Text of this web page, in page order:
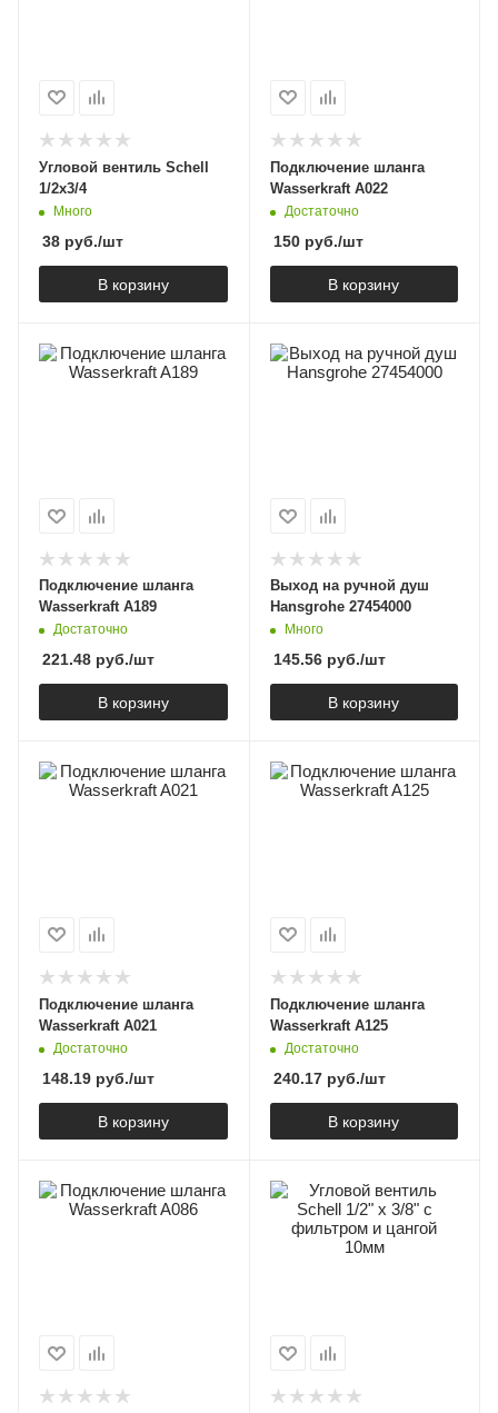
Угловой вентиль Schell
1/2х3/4
Много
38 руб./шт
В корзину
Подключение шланга
Wasserkraft A022
Достаточно
150руб./шт
В корзину
Подключение шланга
Wasserkraft A189
Достаточно
221.48 руб./шт
В корзину
Выход на ручной душ
Hansgrohe 27454000
Много
145.56руб./шт
В корзину
Подключение шланга
Wasserkraft A021
Достаточно
148.19 руб./шт
В корзину
Подключение шланга
Wasserkraft A125
Достаточно
240.17руб./шт
В корзину